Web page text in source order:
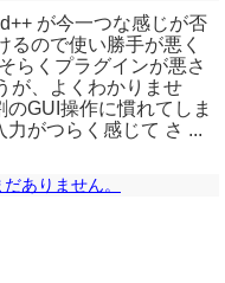
が今一つな感じが否
るので使い勝手が悪く
らくプラグインが悪さ
が、よくわかりませ
GUI操作に慣れてしま
力がつらく感じて さ ...
ありません。